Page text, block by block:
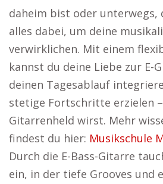
daheim bist oder unterwegs,
alles dabei, um deine
verwirklichen. Mit einem
kannst du deine Liebe zur E-
deinen Tagesablauf
stetige Fortschritte erzielen
Gitarrenheld wirst. Mehr
findest du hier: Musikschule
Durch die E-Bass-Gitarre
ein, in der tiefe Grooves und